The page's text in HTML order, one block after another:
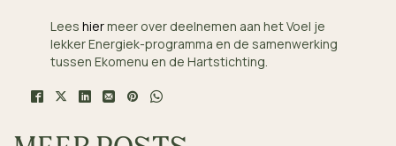
Lees hiermeer over deelnemen aan het Voel je
lekker Energiek-programma en de samenwerking
tussen Ekomenu en de Hartstichting.